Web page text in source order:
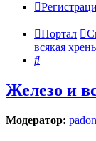
Портал
всякая
Поиск
Железо и
Модератор: